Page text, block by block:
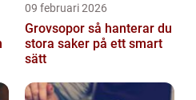
09 februari 2026
Grovsopor så hanterar du
stora saker på ett smart
sätt